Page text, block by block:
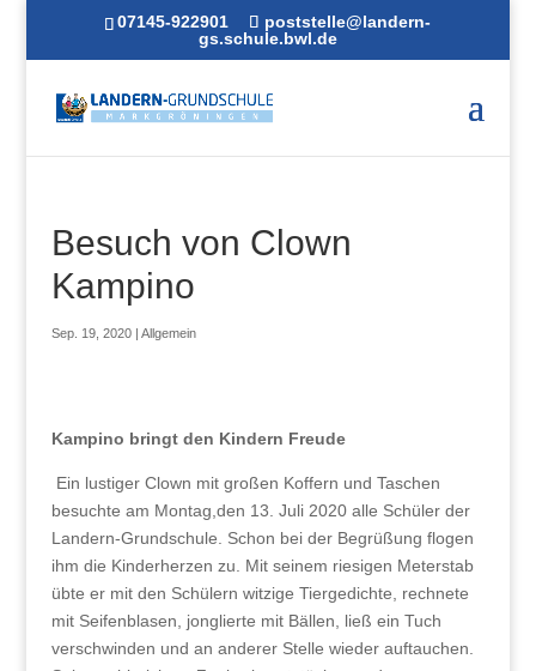
07145-922901
poststelle@landern-
gs.schule.bwl.de
Besuch von Clown
Kampino
Sep. 19, 2020| Allgemein
Kampino bringt den Kindern Freude
Ein lustiger Clown mit großen Koffern und Taschen
besuchte am Montag,den 13. Juli 2020 alle Schüler der
Landern-Grundschule. Schon bei der Begrüßung flogen
ihm die Kinderherzen zu. Mit seinem riesigen Meterstab
übte er mit den Schülern witzige Tiergedichte, rechnete
mit Seifenblasen, jonglierte mit Bällen, ließ ein Tuch
verschwinden und an anderer Stelle wieder auftauchen.